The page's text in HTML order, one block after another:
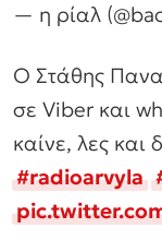
— η ρίαλ
Ο Στάθης
σε Viber και
καίνε, λες και
#radioarvyla